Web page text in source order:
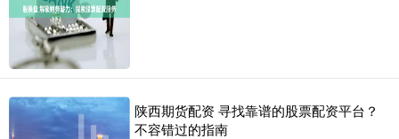
陕西期货配资 寻找靠谱的股票配资平台？
不容错过的指南